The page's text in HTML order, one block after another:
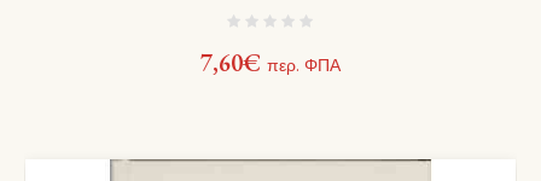
7,60€ περ. ΦΠΑ